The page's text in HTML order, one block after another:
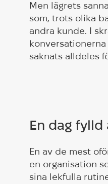
Men lägrets
som, trots olika
andra kunde. I
saknats alldeles
En dag
En av de mest
en organisation
sina lekfulla